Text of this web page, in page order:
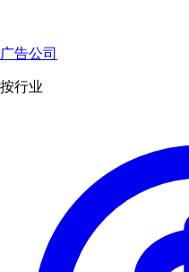
广告公司
按行业